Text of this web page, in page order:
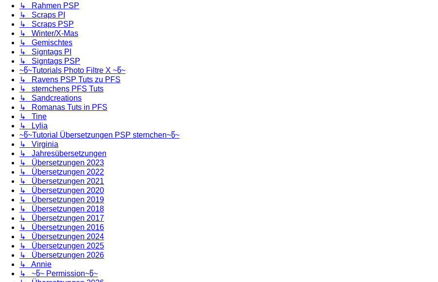
↳ Rahmen PSP
↳ Scraps PI
↳ Scraps PSP
↳ Winter/X-Mas
↳ Gemischtes
↳ Signtags PI
↳ Signtags PSP
~წ~Tutorials Photo Filtre X ~წ~
↳ Ravens PSP Tuts zu PFS
↳ sternchens PFS Tuts
↳ Sandcreations
↳ Romanas Tuts in PFS
↳ Tine
↳ Lylia
~წ~Tutorial Übersetzungen PSP sternchen~წ~
↳ Virginia
↳ Jahresübersetzungen
↳ Übersetzungen 2023
↳ Übersetzungen 2022
↳ Übersetzungen 2021
↳ Übersetzungen 2020
↳ Übersetzungen 2019
↳ Übersetzungen 2018
↳ Übersetzungen 2017
↳ Übersetzungen 2016
↳ Übersetzungen 2024
↳ Übersetzungen 2025
↳ Übersetzungen 2026
↳ Annie
↳ ~წ~ Permission~წ~